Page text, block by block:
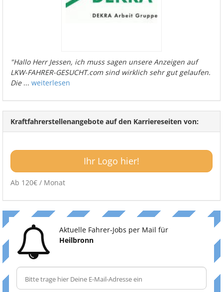
"Hallo Herr Jessen, ich muss sagen unsere Anzeigen auf
LKW-FAHRER-GESUCHT.com sind wirklich sehr gut gelaufen.
Die... weiterlesen
Kraftfahrerstellenangebote auf den Karriereseiten von:
Ihr Logo hier!
Ab 120€ / Monat
Aktuelle Fahrer-Jobs per Mail für
Heilbronn